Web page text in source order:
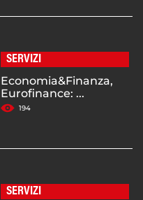
SERVIZI
Economia&Finanza,
Eurofinance: ...
194
SERVIZI